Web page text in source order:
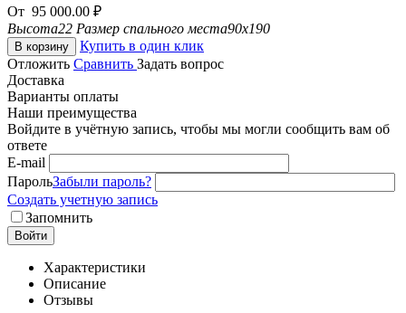
От 95 000.00 ₽
Высота22 Размер спального места90x190
В корзину
Купить в один клик
Отложить Сравнить Задать вопрос
Доставка
Варианты оплаты
Наши преимущества
Войдите в учётную запись, чтобы мы могли сообщить вам об
ответе
E-mail
ПарольЗабыли пароль?
Создать учетную запись
Запомнить
Войти
Характеристики
Описание
Отзывы